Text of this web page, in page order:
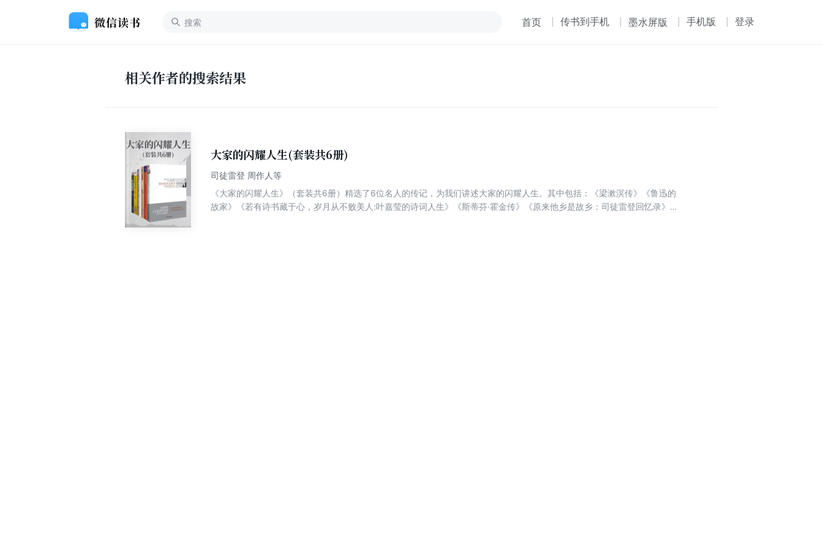
首页 传书到手机 墨水屏版 手机版 登录
相关作者的搜索结果
大家的闪耀人生(套装共6册)
司徒雷登 周作人等
《大家的闪耀人生》（套装共6册）精选了6位名人的传记，为我们讲述大家的闪耀人生。其中包括：《梁漱溟传》《鲁迅的
故家》《若有诗书藏于心，岁月从不败美人:叶嘉莹的诗词人生》《斯蒂芬·霍金传》《原来他乡是故乡：司徒雷登回忆录》